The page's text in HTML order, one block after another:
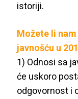
istoriji.
Možete li
javnošću u
1) Odnosi sa
će uskoro
odgovornost i